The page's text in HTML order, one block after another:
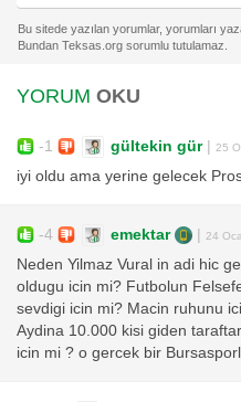
YORUM OKU
-1 gültekin gür| 25
iyi oldu ama yerine gelecek
-4 emektar 24
Neden Yilmaz Vural in adi hic
oldugu icin mi? Futbolun
sevdigi icin mi? Macin ruhunu
Aydina 10.000 kisi giden
icin mi ? o gercek bir